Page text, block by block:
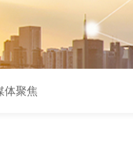
体聚焦